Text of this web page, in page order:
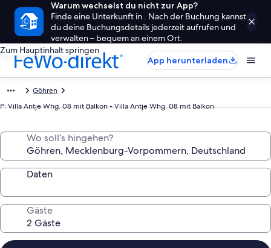
Warum wechselst du nicht zur App?
Finde eine Unterkunft in . Nach der Buchung kannst
du deine Buchungsdetails jederzeit aufrufen und
verwalten – bequem an einem Ort.
Zum Hauptinhalt springen
App herunterladen
Göhren
P: Villa Antje Whg. 08 mit Balkon - Villa Antje Whg. 08 mit Balkon
Wo soll’s hingehen?
Daten
Gäste